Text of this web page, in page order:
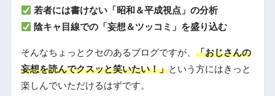
若者には書けない「昭和＆平成視点」の分析
陰キャ目線での「妄想＆ツッコミ」を盛り込む
そんなちょっとクセのあるブログですが、 「おじさんの
妄想を読んでクスッと笑いたい！」という方にはきっと
楽しんでいただけるはずです。